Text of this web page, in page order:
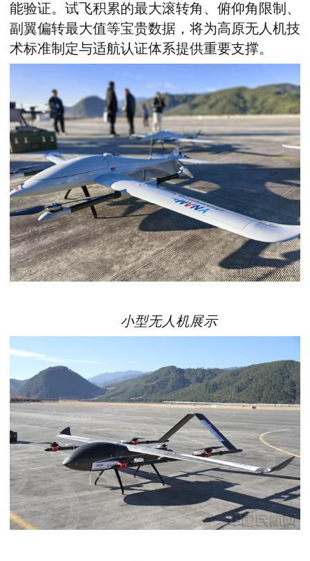
能验证。试飞积累的最大滚转角、俯仰角限制、
副翼偏转最大值等宝贵数据，将为高原无人机技
术标准制定与适航认证体系提供重要支撑。
小型无人机展示